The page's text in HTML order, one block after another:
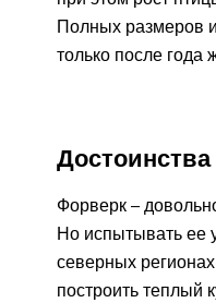
Полных размеров
только после года
Достоинства
Форверк –
Но испытывать ее
северных
построить теплый